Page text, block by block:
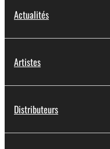
Actualités
Artistes
Distributeurs